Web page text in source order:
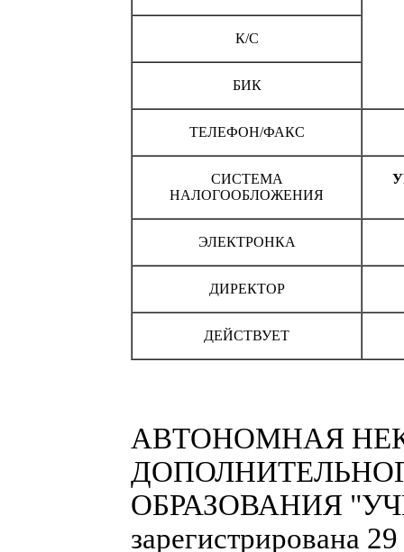
К/С
БИК
ТЕЛЕФОН/ФАКС
СИСТЕМА
НАЛОГООБЛОЖЕНИЯ
ЭЛЕКТРОНКА
ДИРЕКТОР
ДЕЙСТВУЕТ
АВТОНОМНАЯ
ОБРАЗОВАНИЯ
зарегистрирована